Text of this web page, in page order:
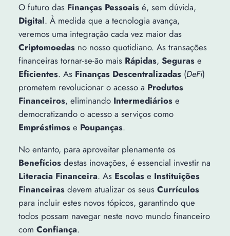
O futuro das Finanças Pessoaisé, sem dúvida,
Digital. À medida que a tecnologia avança,
veremos uma integração cada vez maior das
Criptomoedasno nosso quotidiano. As transações
financeiras tornar-se-ão mais Rápidas, Segurase
Eficientes. As Finanças Descentralizadas(DeFi)
prometem revolucionar o acesso a Produtos
Financeiros, eliminando Intermediáriose
democratizando o acesso a serviços como
Empréstimose Poupanças.
No entanto, para aproveitar plenamente os
Benefíciosdestas inovações, é essencial investir na
Literacia Financeira. As Escolase Instituições
Financeirasdevem atualizar os seus Currículos
para incluir estes novos tópicos, garantindo que
todos possam navegar neste novo mundo financeiro
com Confiança.